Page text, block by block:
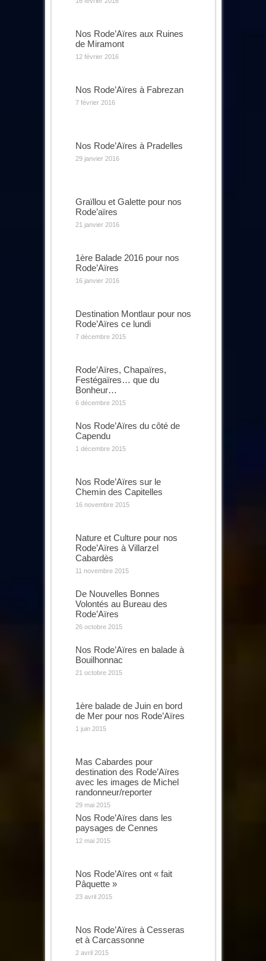
Nos Rode’Aïres aux Ruines
de Miramont
12 février 2016
Nos Rode’Aïres à Fabrezan
7 février 2016
Nos Rode’Aïres à Pradelles
29 janvier 2016
Graïllou et Galette pour nos
Rode’aïres
21 janvier 2016
1ère Balade 2016 pour nos
Rode’Aïres
16 janvier 2016
Destination Montlaur pour nos
Rode’Aïres ce lundi
7 décembre 2015
Rode’Aïres, Chapaïres,
Festégaïres… que du
Bonheur…
6 décembre 2015
Nos Rode’Aïres du côté de
Capendu
1 décembre 2015
Nos Rode’Aïres sur le
Chemin des Capitelles
16 novembre 2015
Nature et Culture pour nos
Rode’Aïres à Villarzel
Cabardès
11 novembre 2015
De Nouvelles Bonnes
Volontés au Bureau des
Rode’Aïres
26 octobre 2015
Nos Rode’Aïres en balade à
Bouilhonnac
21 octobre 2015
1ère balade de Juin en bord
de Mer pour nos Rode’Aïres
1 juin 2015
Mas Cabardes pour
destination des Rode’Aïres
avec les images de Michel
randonneur/reporter
29 mai 2015
Nos Rode’Aïres dans les
paysages de Cennes
12 mai 2015
Nos Rode’Aïres ont « fait
Pâquette »
23 avril 2015
Nos Rode’Aïres à Cesseras
et à Carcassonne
2 avril 2015